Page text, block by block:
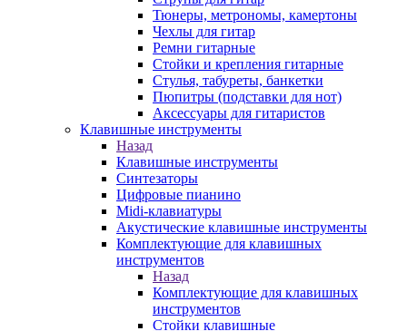
Тюнеры, метрономы, камертоны
Чехлы для гитар
Ремни гитарные
Стойки и крепления гитарные
Стулья, табуреты, банкетки
Пюпитры (подставки для нот)
Аксессуары для гитаристов
Клавишные инструменты
Назад
Клавишные инструменты
Синтезаторы
Цифровые пианино
Midi-клавиатуры
Акустические клавишные инструменты
Комплектующие для клавишных
инструментов
Назад
Комплектующие для клавишных
инструментов
Стойки клавишные